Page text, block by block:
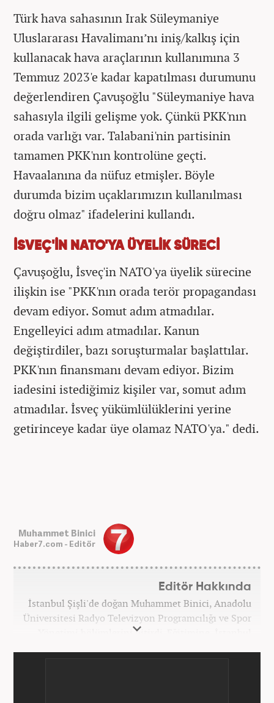
Türk hava sahasının Irak Süleymaniye
Uluslararası Havalimanı’nı iniş/kalkış için
kullanacak hava araçlarının kullanımına 3
Temmuz 2023'e kadar kapatılması durumunu
değerlendiren Çavuşoğlu "Süleymaniye hava
sahasıyla ilgili gelişme yok. Çünkü PKK'nın
orada varlığı var. Talabani'nin partisinin
tamamen PKK'nın kontrolüne geçti.
Havaalanına da nüfuz etmişler. Böyle
durumda bizim uçaklarımızın kullanılması
doğru olmaz" ifadelerini kullandı.
İSVEÇ'İN NATO'YA ÜYELİK SÜRECİ
Çavuşoğlu, İsveç'in NATO'ya üyelik sürecine
ilişkin ise "PKK'nın orada terör propagandası
devam ediyor. Somut adım atmadılar.
Engelleyici adım atmadılar. Kanun
değiştirdiler, bazı soruşturmalar başlattılar.
PKK'nın finansmanı devam ediyor. Bizim
iadesini istediğimiz kişiler var, somut adım
atmadılar. İsveç yükümlülüklerini yerine
getirinceye kadar üye olamaz NATO'ya." dedi.
Muhammet Binici
Haber7.com - Editör
Editör Hakkında
İstanbul Şişli'de doğan Muhammet Binici, Anadolu
Üniversitesi Radyo Televizyon Programcılığı ve Spor
Yönetimi bölümlerini bitirdi. Eğitimine, İstanbul